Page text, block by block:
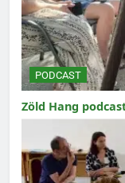
PODCAST
Zöld Hang